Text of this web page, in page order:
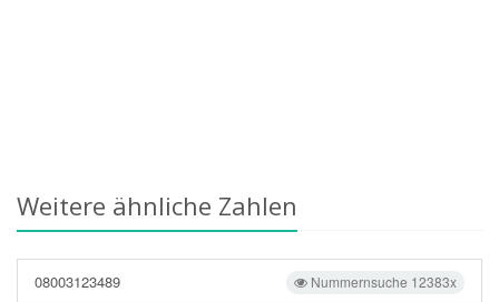
Weitere ähnliche Zahlen
Nummernsuche 12383x
08003123489